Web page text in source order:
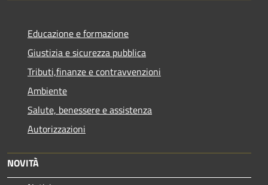
Educazione e formazione
Giustizia e sicurezza pubblica
Tributi,finanze e contravvenzioni
Ambiente
Salute, benessere e assistenza
Autorizzazioni
NOVITÀ